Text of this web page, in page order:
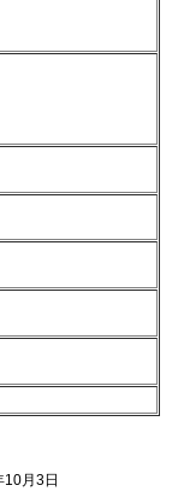
月3日